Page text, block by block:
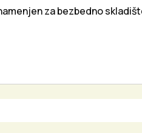
za bezbedno